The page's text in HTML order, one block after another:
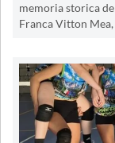
memoria storica
Franca Vitton